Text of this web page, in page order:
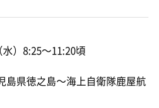
）8:25～11:20頃
島県徳之島～海上自衛隊鹿屋航